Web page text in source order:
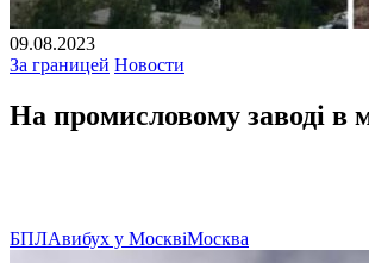
09.08.2023
За границей Новости
На промисловому заводі в
БПЛАвибух у МосквіМосква